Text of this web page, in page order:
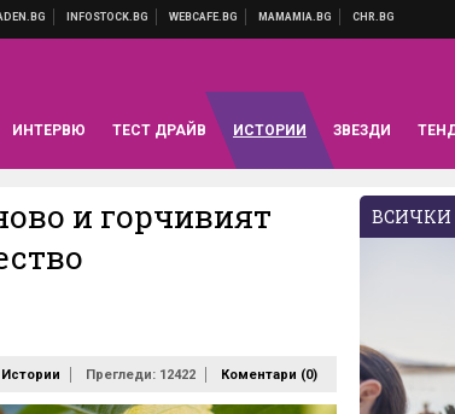
ИНТЕРВЮ ТЕСТ ДРАЙВ ИСТОРИИ ЗВЕЗДИ
и горчивият
Истории Прегледи: 12422 Коментари (0)
ВСИЧКИ